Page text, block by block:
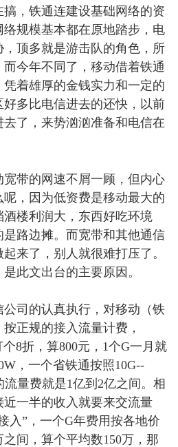
，铁通连建设基础网络的资
规模基本都在原地踏步，电
顶多就是游击队的角色，所
今年不同了，移动借着铁通
着雄厚的金钱实力和一定的
好多比电信进去的还快，以前
了，来势汹汹准备和电信在
带的网速不屑一顾，但内心
，因为低资费是移动最大的
楼利润大，东西好吃环境
路边摊。而宽带和其他通信
来了，别人就很难打压了。
此文出台的主要原因。
司的认真执行，对移动（铁
正规的接入流量计费，
8折，算800元，1个G一月就
，一个省铁通按照10G--
量费就是1亿到2亿之间。相
一半的收入就要来交流量
入”，一个G年费用按各地价
间，算个平均数150万，那